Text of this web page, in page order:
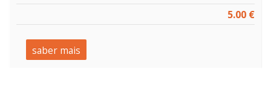
5.00 €
saber mais